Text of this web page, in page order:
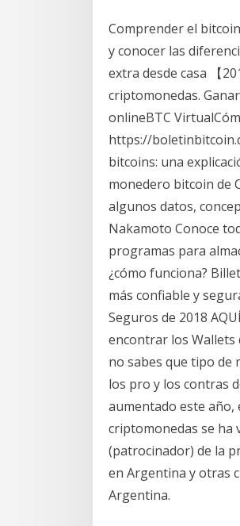
Comprender el
y conocer las
extra desde casa 【
criptomonedas.
onlineBTC
https://
bitcoins: una
monedero bitcoin de
algunos datos,
Nakamoto Conoce
programas para
¿cómo funciona?
más confiable y
Seguros de 2018
encontrar los Wallets
no sabes que tipo de
los pro y los contras
aumentado este
criptomonedas se ha
(patrocinador) de la
en Argentina y otras
Argentina.